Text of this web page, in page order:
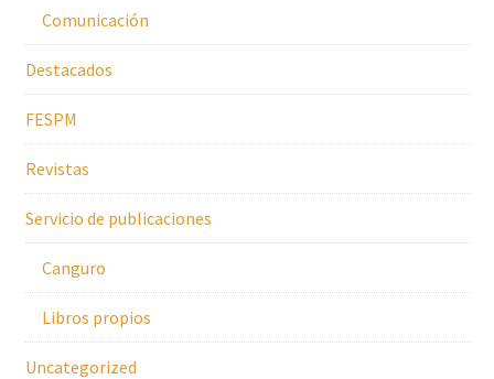
Comunicación
Destacados
FESPM
Revistas
Servicio de publicaciones
Canguro
Libros propios
Uncategorized